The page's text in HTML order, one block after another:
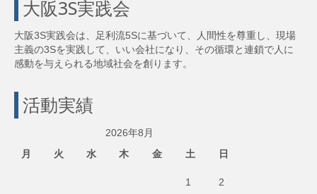
大阪3S実践会
大阪3S実践会は、足利流5Sに基づいて、人間性を尊重し、現場
主義の3Sを実践して、いい会社になり、その循環と連鎖で人に
感動を与えられる地域社会を創ります。
活動実績
2026年8月
月
火 水 木 金 土 日
1 2